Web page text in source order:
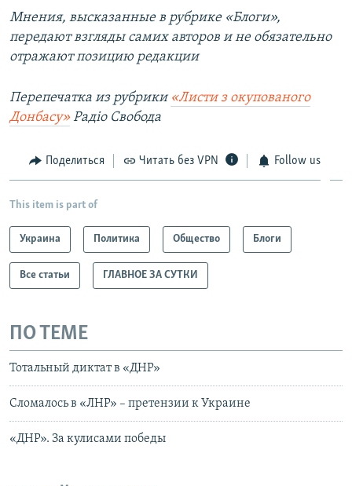
Мнения, высказанные в рубрике «Блоги»,
передают взгляды самих авторов и не обязательно
отражают позицию редакции
Перепечатка из рубрики «Листи з окупованого
Донбасу» Радіо Свобода
Поделиться Читать без VPN Follow us
This item is part of
Украина Политика Общество Блоги
Все статьи ГЛАВНОЕ ЗА СУТКИ
ПО ТЕМЕ
Тотальный диктат в «ДНР»
Сломалось в «ЛНР» – претензии к Украине
«ДНР». За кулисами победы